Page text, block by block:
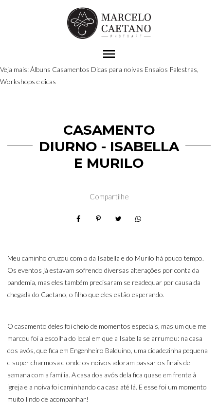
menu
Veja mais:Álbuns Casamentos Dicas para noivas Ensaios Palestras,
Workshops e dicas
CASAMENTO
DIURNO - ISABELLA
E MURILO
Compartilhe
Meu caminho cruzou com o da Isabella e do Murilo há pouco tempo.
Os eventos já estavam sofrendo diversas alterações por conta da
pandemia, mas eles também precisaram se readequar por causa da
chegada do Caetano, o filho que eles estão esperando.
O casamento deles foi cheio de momentos especiais, mas um que me
marcou foi a escolha do local em que a Isabella se arrumou: na casa
dos avós, que fica em Engenheiro Balduíno, uma cidadezinha pequena
e super charmosa e onde os noivos adoram passar os finais de
semana com a família. A casa dos avós dela fica quase em frente à
igreja e a noiva foi caminhando da casa até lá. E esse foi um momento
muito lindo de acompanhar!